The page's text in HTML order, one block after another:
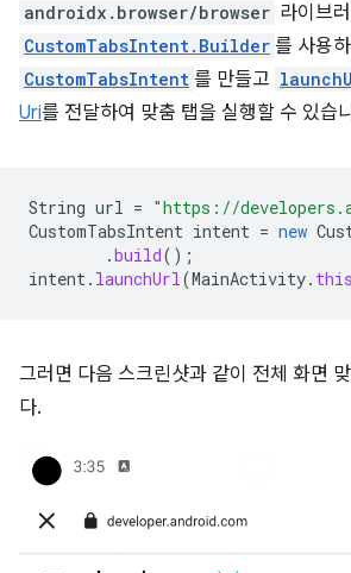
androidx.browser/browser 라이브
CustomTabsIntent.Builder 를 사용
CustomTabsIntent 를 만들고
Uri를 전달하여 맞춤 탭을 실행할 수 있습
String url = "https://
CustomTabsIntent intent = new
.build();
intent. launchUrl(MainActivity. this
그러면 다음 스크린샷과 같이 전체 화면
다.